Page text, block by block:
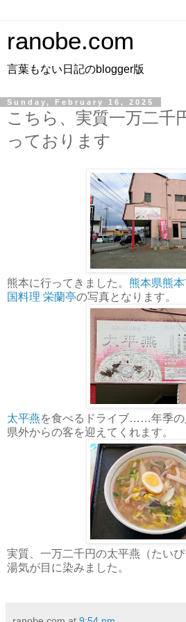
ranobe.com
言葉もない日記のblogger版
Sunday, February 16, 2025
こちら、実質一万二千
っております
熊本に行ってきました。 熊本県熊
国料理 栄蘭亭の写真となります。
太平燕を食べるドライブ……年季の
県外からの客を迎えてくれます。
実質、一万二千円の太平燕（たいぴ
湯気が目に染みました。